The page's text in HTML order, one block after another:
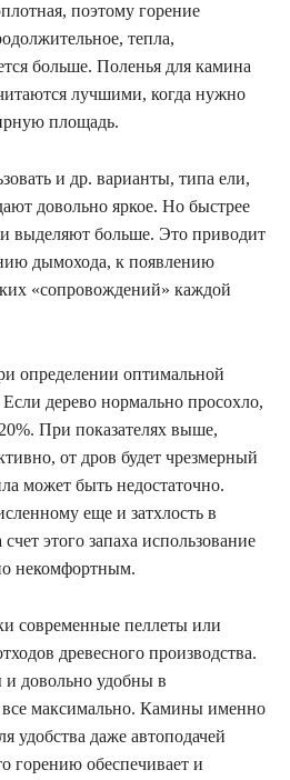
поэтому горение
тепла,
больше. Поленья для камина
лучшими, когда нужно
площадь.
и др. варианты, типа ели,
довольно яркое. Но быстрее
выделяют больше. Это приводит
дымохода, к появлению
«сопровождений» каждой
определении оптимальной
дерево нормально просохло,
При показателях выше,
от дров будет чрезмерный
может быть недостаточно.
еще и затхлость в
этого запаха использование
некомфортным.
современные пеллеты или
древесного производства.
довольно удобны в
максимально. Камины именно
удобства даже автоподачей
горению обеспечивает и